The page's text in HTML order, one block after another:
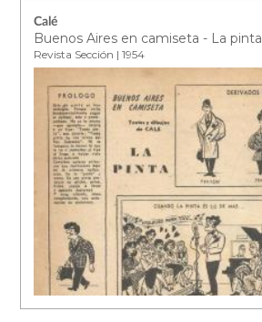
Calé
Buenos Aires en camiseta - La pinta
Revista Sección | 1954